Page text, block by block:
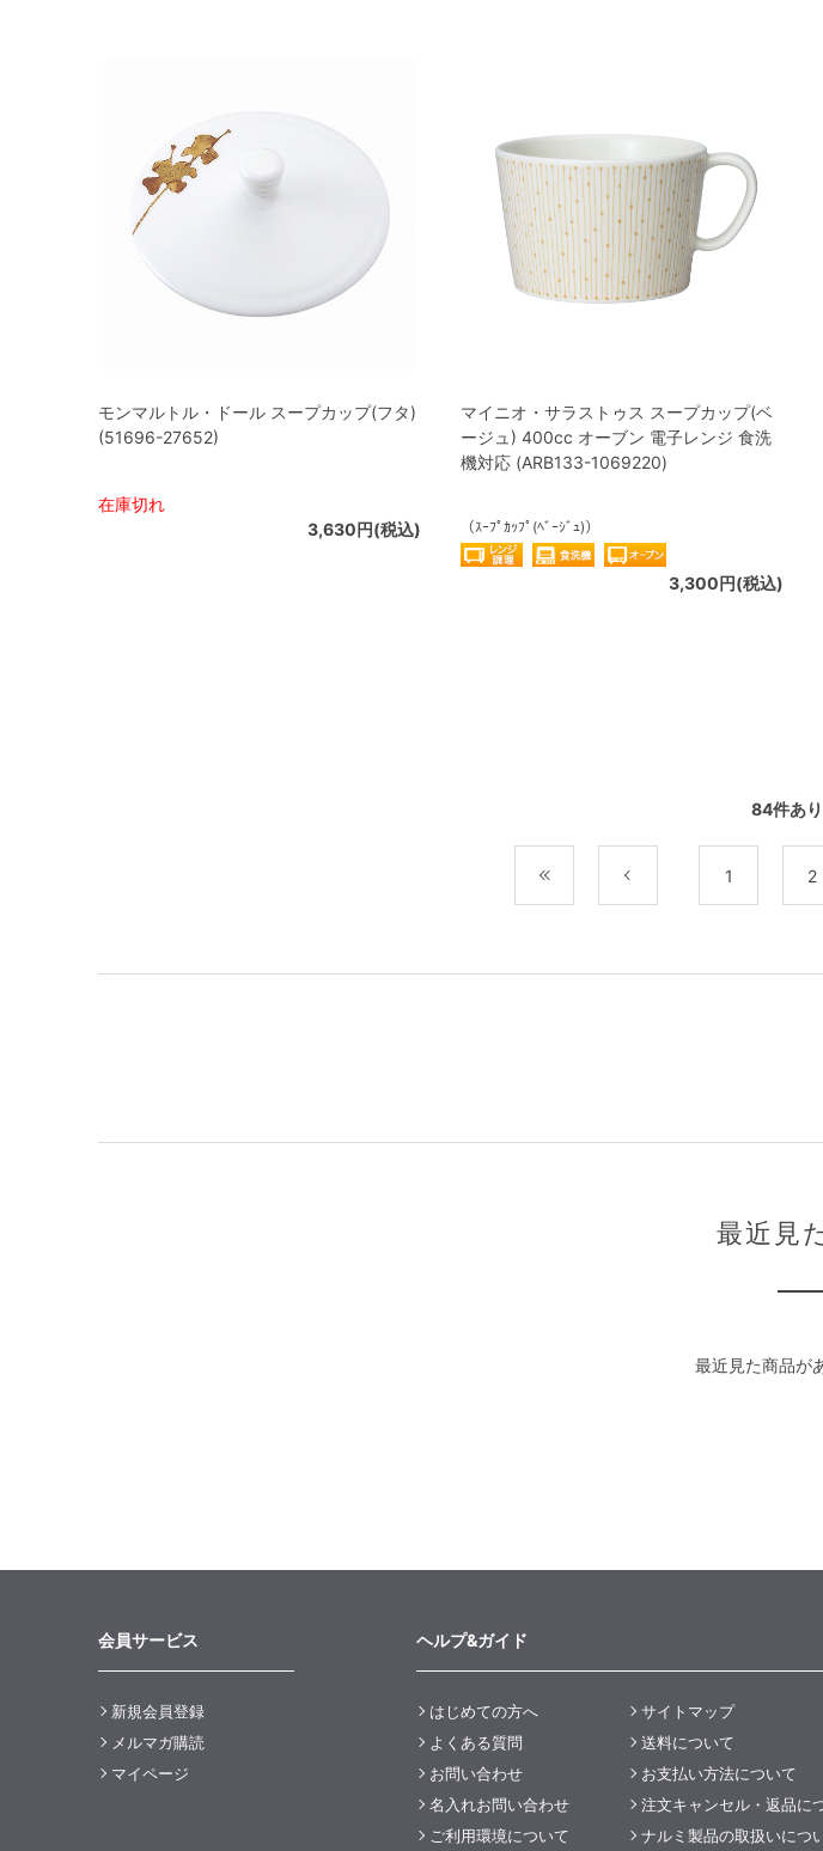
モンマルトル・ドール スープカップ(フタ)
(51696-27652)
在庫切れ
3,630円(税込)
マイニオ・サラストゥス スープカップ(ベ
ージュ) 400cc オーブン 電子レンジ 食洗
機対応 (ARB133-1069220)
（ｽｰﾌﾟｶｯﾌﾟ(ﾍﾞｰｼﾞｭ)）
3,300円(税込)
84件あ
1 2
最近見
最近見た商品が
会員サービス
新規会員登録
メルマガ購読
マイページ
ヘルプ&ガイド
はじめての方へ
よくある質問
お問い合わせ
名入れお問い合わせ
ご利用環境について
サイトマップ
送料について
お支払い方法について
注文キャンセル・返品に
ナルミ製品の取扱いにつ